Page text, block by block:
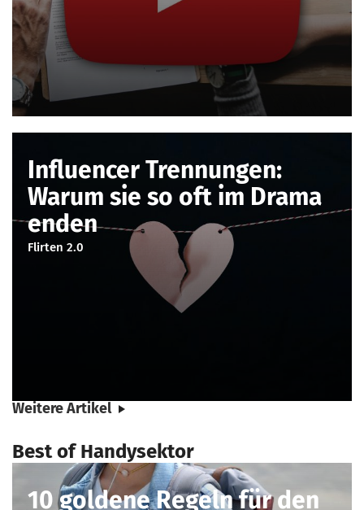
Influencer Trennungen:
Warum sie so oft im Drama
enden
Flirten 2.0
Weitere Artikel
Best of Handysektor
10 goldene Regeln für den